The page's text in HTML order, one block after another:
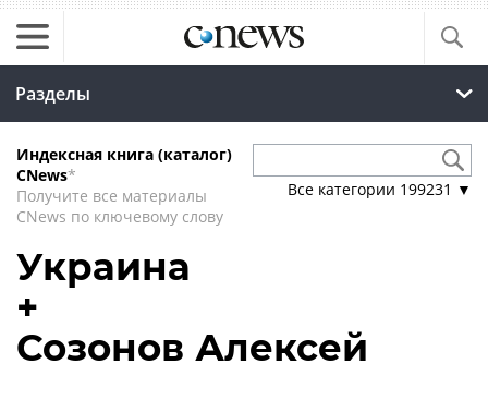
Разделы
Индексная книга (каталог)
CNews*
Получите все материалы
CNews по ключевому слову
Все категории 199231 ▼
Украина
+
Созонов Алексей